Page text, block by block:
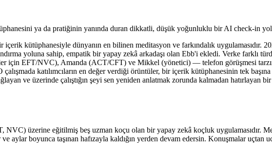
ya da pratiğinin yanında duran dikkatli, düşük yoğunluklu bir AI check-in yol
içerik kütüphanesiyle dünyanın en bilinen meditasyon ve farkındalık uygulamasıdır.
yoluna sahip, empatik bir yapay zekâ arkadaşı olan Ebb'i ekledi. Verke farklı
EFT/NVC), Amanda (ACT/CFT) ve Mikkel (yönetici) — telefon görüşmesi
katılımcıların en değer verdiği örüntüler, bir içerik kütüphanesinin tek
ve üzerinde çalıştığın şeyi sen yeniden anlatmak zorunda kalmadan hatırlayan
üzerine eğitilmiş beş uzman koçu olan bir yapay zekâ koçluk uygulamasıdır.
aylar boyunca taşınan hafızayla kaldığın yerden devam edersin. Konuşmalar